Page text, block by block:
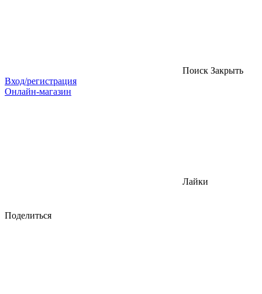
Поиск Закрыть
Вход/регистрация
Онлайн-магазин
Лайки
Поделиться